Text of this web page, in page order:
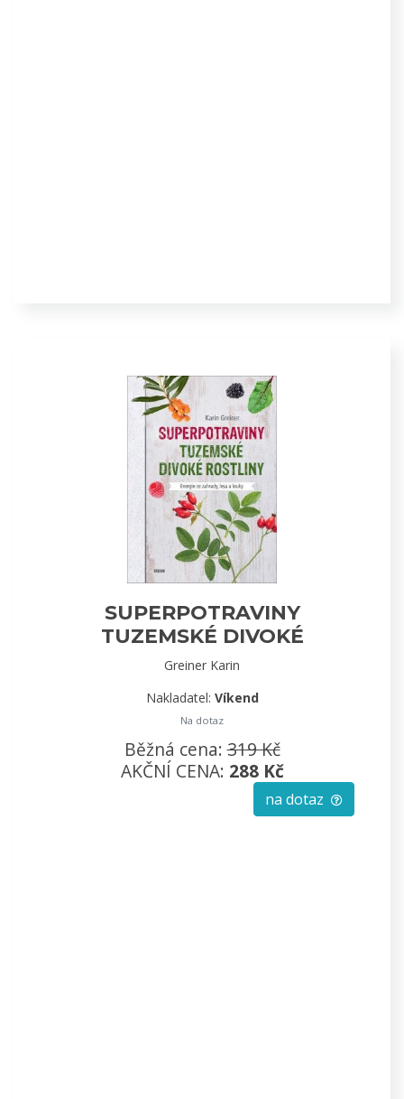
SUPERPOTRAVINY
TUZEMSKÉ DIVOKÉ
ROSTLINY
Greiner Karin
Nakladatel: Víkend
Na dotaz
Běžná cena:319 Kč
AKČNÍ CENA: 288 Kč
na dotaz